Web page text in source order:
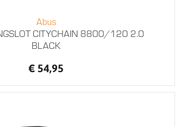
Abus
CITYCHAIN 8800/120 2.0
BLACK
€ 54,95